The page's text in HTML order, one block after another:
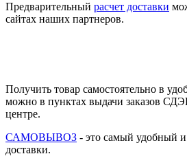
Предварительный расчет доставки
сайтах наших партнеров.
Получить товар самостоятельно в
можно в пунктах выдачи заказов
центре.
САМОВЫВОЗ - это самый удобный
доставки.